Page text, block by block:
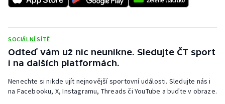
Stolní tenis
Triatlon
Veslování
Vodní slalom
SOCIÁLNÍ SÍTĚ
Odteď vám už nic neunikne. Sledujte ČT sport
i na dalších platformách.
Nenechte si nikde ujít nejnovější sportovní události. Sledujte nás i
na Facebooku, X, Instagramu, Threads či YouTube a buďte v obraze.